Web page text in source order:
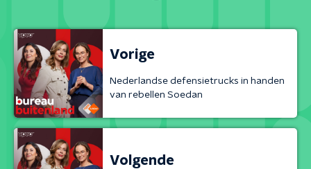
Vorige
Nederlandse defensietrucks in handen
van rebellen Soedan
Volgende